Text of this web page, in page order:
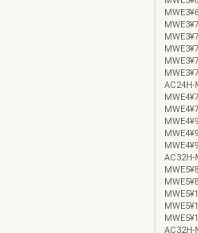
AC24H-
AC32H-
AC32H-